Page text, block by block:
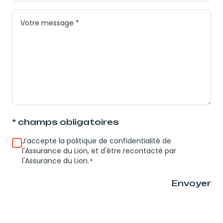
Message*
* champs obligatoires
RGPD*
J’accepte la politique de confidentialité de
l'Assurance du Lion, et d'être recontacté par
l'Assurance du Lion.*
Envoyer